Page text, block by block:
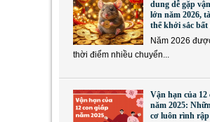
dung dễ gặp
lớn năm 2026,
thể khởi sắc bất
Năm 2026
thời điểm nhiều chuyển...
Vận hạn của 12
năm 2025:
cơ luôn rình rập